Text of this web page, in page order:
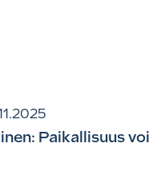
Paikallisuus